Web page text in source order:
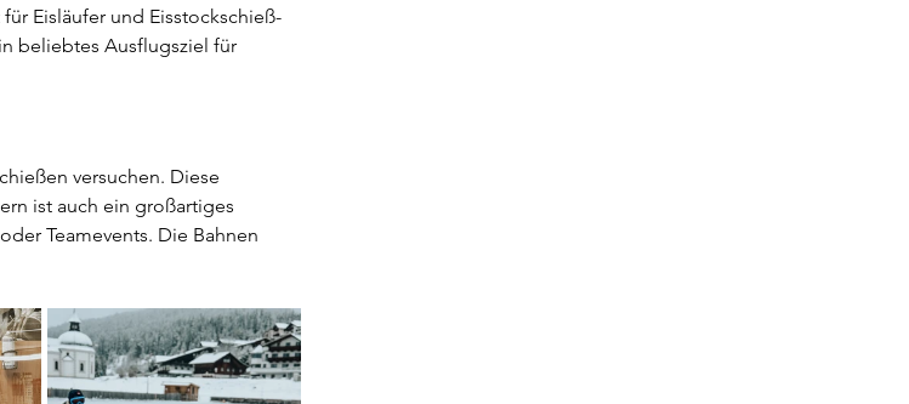
Eisläufer und Eisstockschieß-
beliebtes Ausflugsziel für
versuchen. Diese
ist auch ein großartiges
Teamevents. Die Bahnen